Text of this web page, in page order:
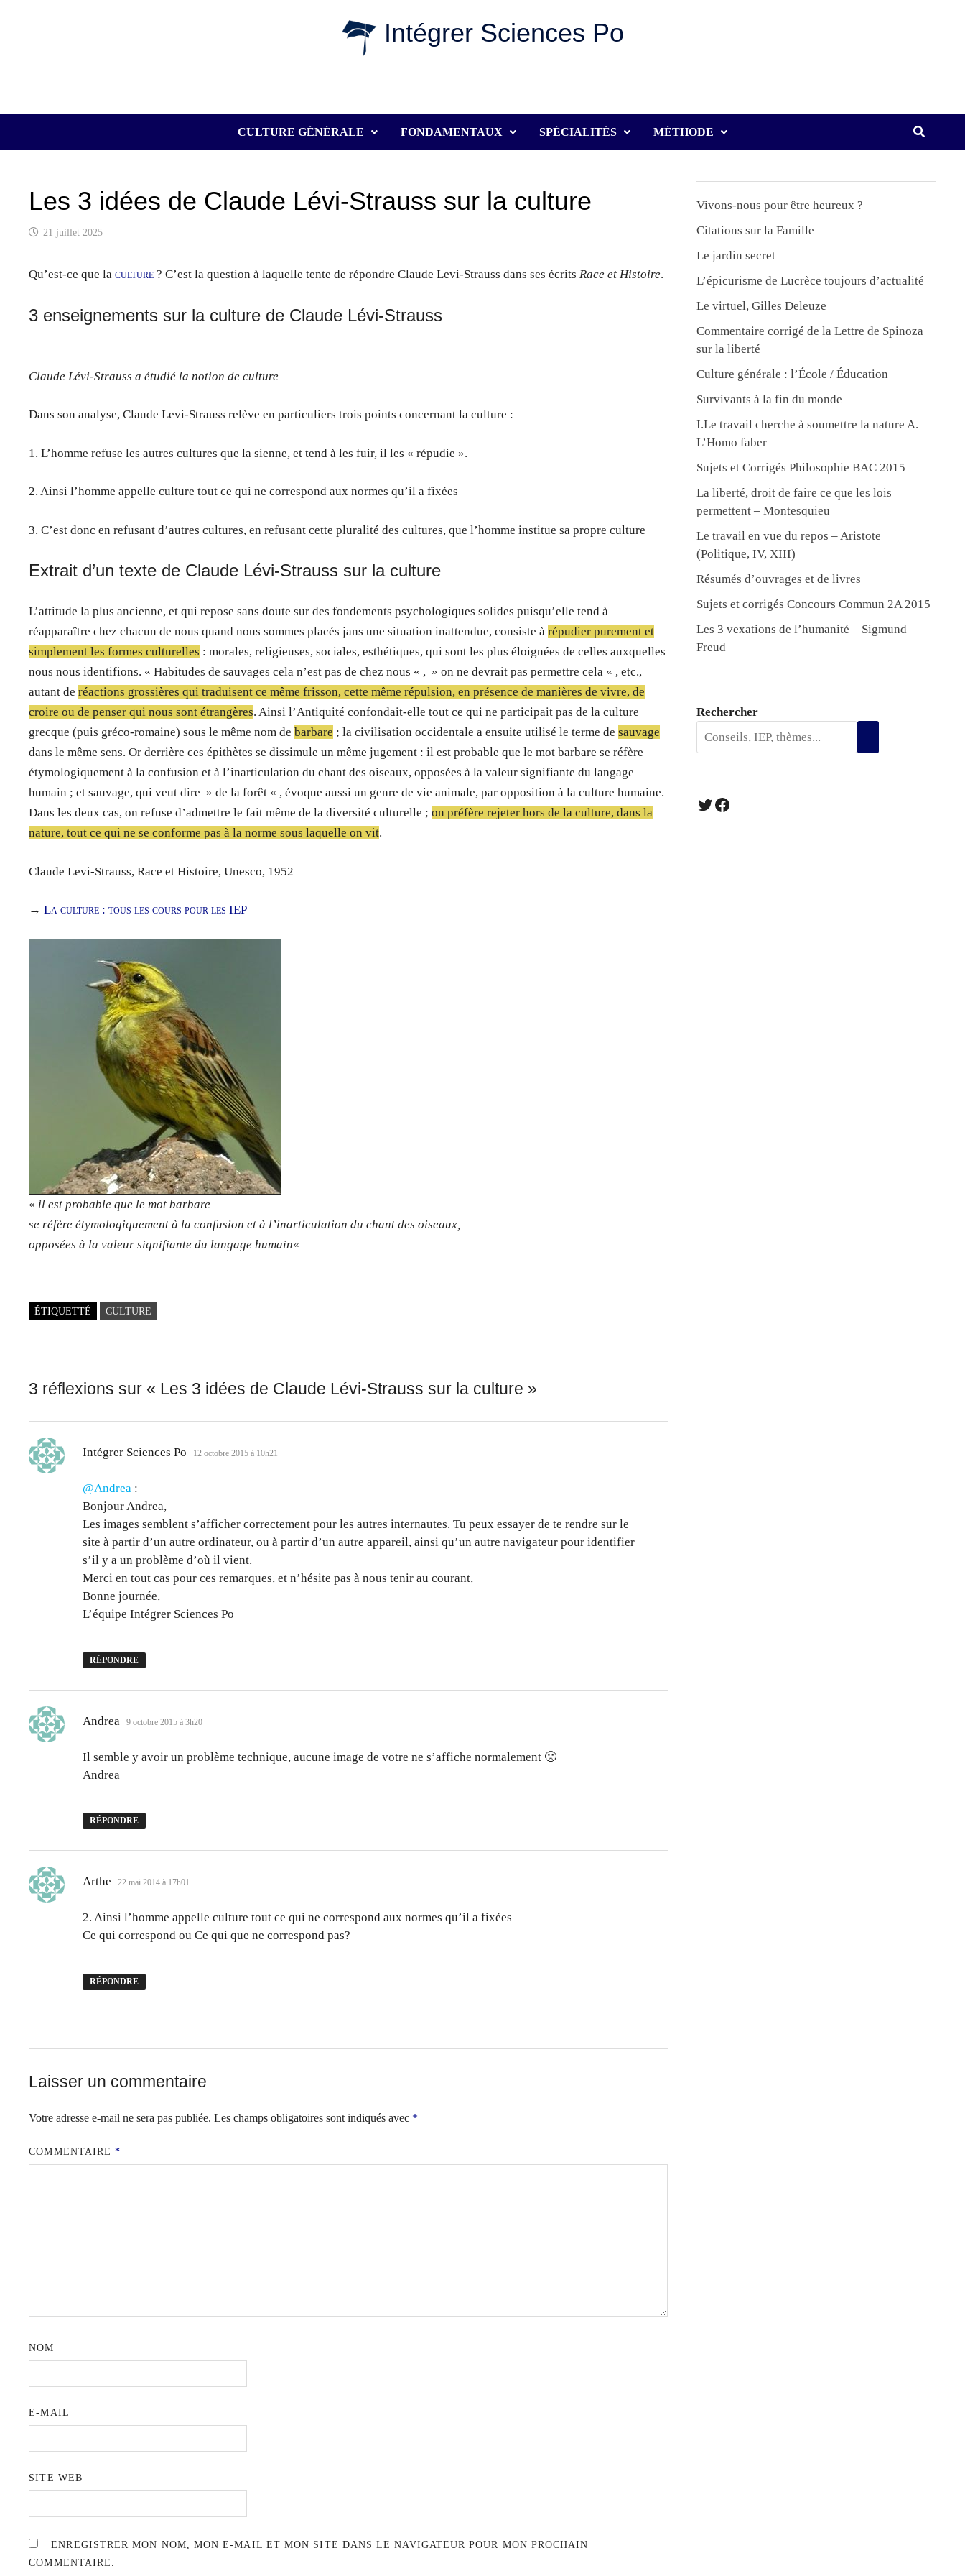
Intégrer Sciences Po
CULTURE GÉNÉRALE FONDAMENTAUX SPÉCIALITÉS MÉTHODE
Les 3 idées de Claude Lévi-Strauss sur la culture
21 juillet 2025
Qu’est-ce que laculture ? C’est la question à laquelle tente de répondre Claude Levi-Strauss dans ses écritsRace et Histoire.
3 enseignements sur la culture de Claude Lévi-Strauss
Claude Lévi-Strauss a étudié la notion de culture
Dans son analyse, Claude Levi-Strauss relève en particuliers trois points concernant la culture :
1. L’homme refuse les autres cultures que la sienne, et tend à les fuir, il les « répudie ».
2. Ainsi l’homme appelle culture tout ce qui ne correspond aux normes qu’il a fixées
3. C’est donc en refusant d’autres cultures, en refusant cette pluralité des cultures, que l’homme institue sa propre culture
Extrait d’un texte de Claude Lévi-Strauss sur la culture
L’attitude la plus ancienne, et qui repose sans doute sur des fondements psychologiques solides puisqu’elle tend à
réapparaître chez chacun de nous quand nous sommes placés jans une situation inattendue, consiste àrépudier purement et
simplement les formes culturelles : morales, religieuses, sociales, esthétiques, qui sont les plus éloignées de celles auxquelles
nous nous identifions. « Habitudes de sauvages cela n’est pas de chez nous « , » on ne devrait pas permettre cela « , etc.,
autant deréactions grossières qui traduisent ce même frisson, cette même répulsion, en présence de manières de vivre, de
croire ou de penser qui nous sont étrangères. Ainsi l’Antiquité confondait-elle tout ce qui ne participait pas de la culture
grecque (puis gréco-romaine) sous le même nom debarbare ; la civilisation occidentale a ensuite utilisé le terme desauvage
dans le même sens. Or derrière ces épithètes se dissimule un même jugement : il est probable que le mot barbare se réfère
étymologiquement à la confusion et à l’inarticulation du chant des oiseaux, opposées à la valeur signifiante du langage
humain ; et sauvage, qui veut dire » de la forêt « , évoque aussi un genre de vie animale, par opposition à la culture humaine.
Dans les deux cas, on refuse d’admettre le fait même de la diversité culturelle ;on préfère rejeter hors de la culture, dans la
nature, tout ce qui ne se conforme pas à la norme sous laquelle on vit.
Claude Levi-Strauss, Race et Histoire, Unesco, 1952
→La culture : tous les cours pour les IEP
« il est probable que le mot barbare
se réfère étymologiquement à la confusion et à l’inarticulation du chant des oiseaux,
opposées à la valeur signifiante du langage humain«
ÉTIQUETTÉ CULTURE
3 réflexions sur « Les 3 idées de Claude Lévi-Strauss sur la culture »
Intégrer Sciences Po dit :
12 octobre 2015 à 10h21
@Andrea :
Bonjour Andrea,
Les images semblent s’afficher correctement pour les autres internautes. Tu peux essayer de te rendre sur le
site à partir d’un autre ordinateur, ou à partir d’un autre appareil, ainsi qu’un autre navigateur pour identifier
s’il y a un problème d’où il vient.
Merci en tout cas pour ces remarques, et n’hésite pas à nous tenir au courant,
Bonne journée,
L’équipe Intégrer Sciences Po
RÉPONDRE
Andrea dit :
9 octobre 2015 à 3h20
Il semble y avoir un problème technique, aucune image de votre ne s’affiche normalement 🙁
Andrea
RÉPONDRE
Arthe dit :
22 mai 2014 à 17h01
2. Ainsi l’homme appelle culture tout ce qui ne correspond aux normes qu’il a fixées
Ce qui correspond ou Ce qui que ne correspond pas?
RÉPONDRE
Laisser un commentaire
Votre adresse e-mail ne sera pas publiée. Les champs obligatoires sont indiqués avec *
COMMENTAIRE*
NOM
E-MAIL
SITE WEB
ENREGISTRER MON NOM, MON E-MAIL ET MON SITE DANS LE NAVIGATEUR POUR MON PROCHAIN
COMMENTAIRE.
Vivons-nous pour être heureux ?
Citations sur la Famille
Le jardin secret
L’épicurisme de Lucrèce toujours d’actualité
Le virtuel, Gilles Deleuze
Commentaire corrigé de la Lettre de Spinoza
sur la liberté
Culture générale : l’École / Éducation
Survivants à la fin du monde
I.Le travail cherche à soumettre la nature A.
L’Homo faber
Sujets et Corrigés Philosophie BAC 2015
La liberté, droit de faire ce que les lois
permettent – Montesquieu
Le travail en vue du repos – Aristote
(Politique, IV, XIII)
Résumés d’ouvrages et de livres
Sujets et corrigés Concours Commun 2A 2015
Les 3 vexations de l’humanité – Sigmund
Freud
Rechercher
Twitter
Facebook